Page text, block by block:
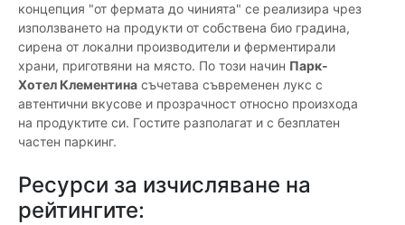
концепция "от фермата до чинията" се реализира чрез
използването на продукти от собствена био градина,
сирена от локални производители и ферментирали
храни, приготвяни на място. По този начин Парк-
Хотел Клементина съчетава съвременен лукс с
автентични вкусове и прозрачност относно произхода
на продуктите си. Гостите разполагат и с безплатен
частен паркинг.
Ресурси за изчисляване на
рейтингите: